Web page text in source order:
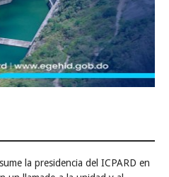
la presidencia del ICPARD en